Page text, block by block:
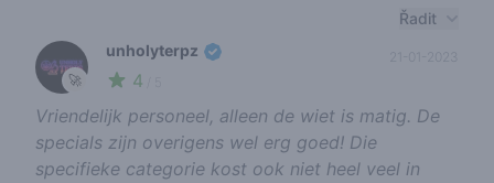
Řadit
🚀
unholyterpz
4
21-01-2023
Vriendelijk personeel, alleen de wiet is matig. De
specials zijn overigens wel erg goed! Die
specifieke categorie kost ook niet heel veel in